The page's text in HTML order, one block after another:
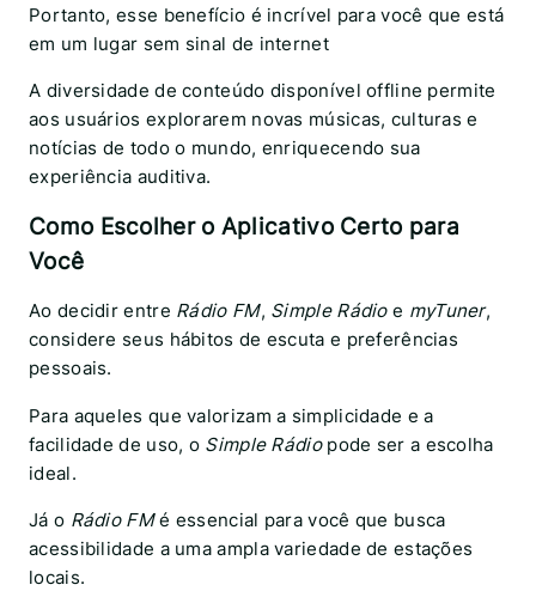
Portanto, esse benefício é incrível para você que está
em um lugar sem sinal de internet
A diversidade de conteúdo disponível offline permite
aos usuários explorarem novas músicas, culturas e
notícias de todo o mundo, enriquecendo sua
experiência auditiva.
Como Escolher o Aplicativo Certo para
Você
Ao decidir entre Rádio FM, Simple Rádioe myTuner,
considere seus hábitos de escuta e preferências
pessoais.
Para aqueles que valorizam a simplicidade e a
facilidade de uso, o Simple Rádiopode ser a escolha
ideal.
Já o Rádio FMé essencial para você que busca
acessibilidade a uma ampla variedade de estações
locais.